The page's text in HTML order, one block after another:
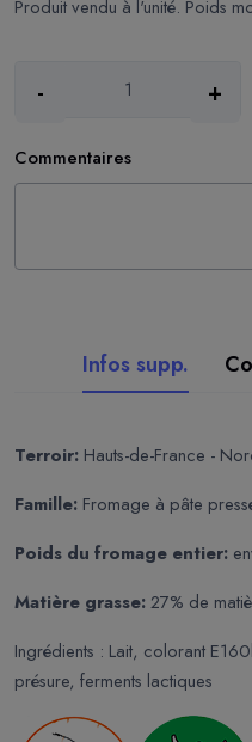
Produit vendu à l'unité. Poids
- +
Commentaires
Infos supp.
Terroir: Hauts-de-France -
Famille: Fromage à pâte
Poids du fromage entier:
Matière grasse:27% de
Ingrédients : Lait, colorant
présure, ferments lactiques